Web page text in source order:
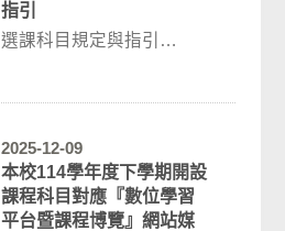
指引
選課科目規定與指引
2025-12-09
本校114學年度下學期開設
課程科目對應『數位學習
平台暨課程博覽』網站媒